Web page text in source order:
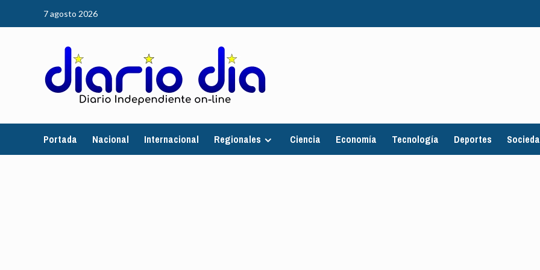
7 agosto 2026
Portada Nacional Internacional Regionales Ciencia Economía Tecnología Deportes